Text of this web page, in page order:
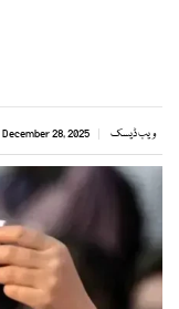
ویب ڈیسک December 28, 2025